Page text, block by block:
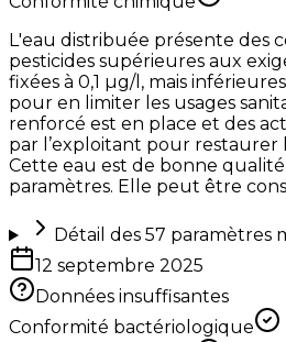
L'eau distribuée présente des
pesticides supérieures aux
fixées à 0,1 µg/l, mais
pour en limiter les usages
renforcé est en place et des
par l’exploitant pour restaurer
Cette eau est de bonne
paramètres. Elle peut être
Détail des 57 paramètres
12 septembre 2025
Données insuffisantes
Conformité bactériologique